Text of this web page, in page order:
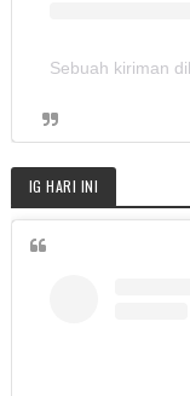
IG HARI INI